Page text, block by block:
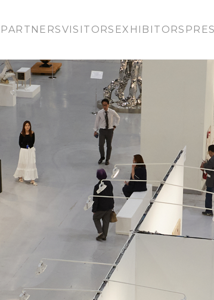
PARTNERSVISITORS EXHIBITORS